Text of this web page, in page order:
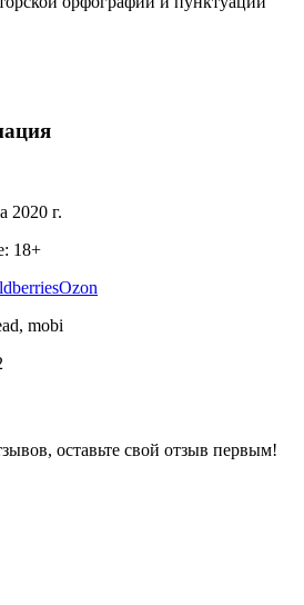
2020 г.
18+
Ozon
mobi
оставьте свой отзыв первым!